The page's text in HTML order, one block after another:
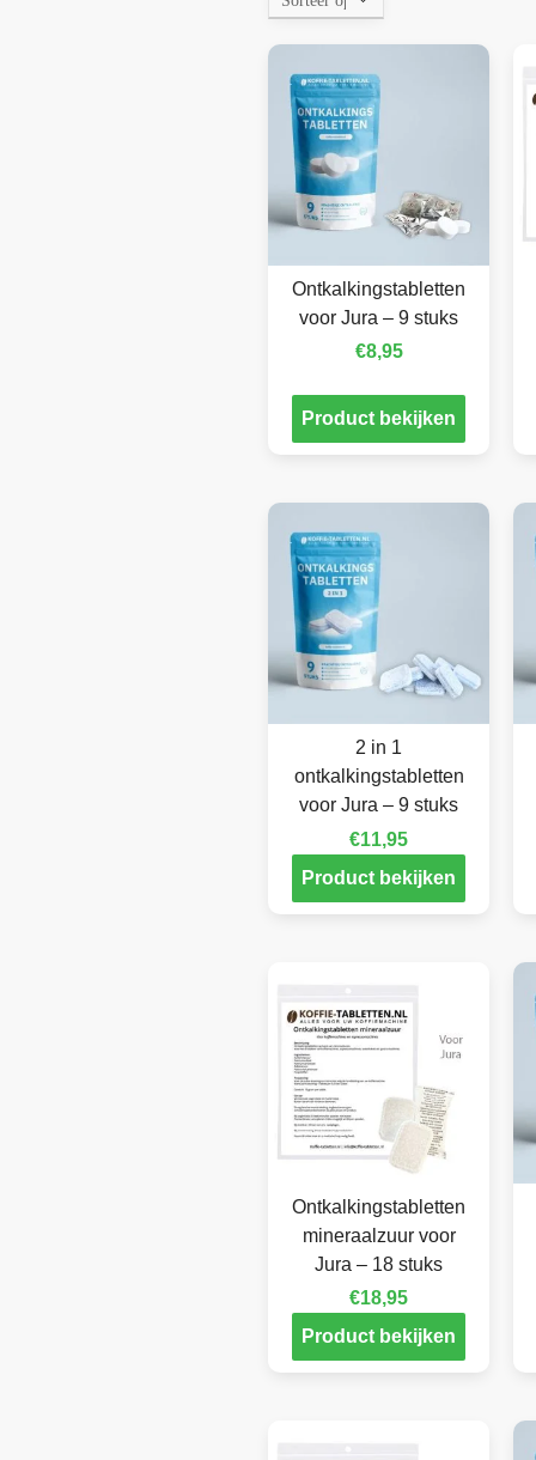
Ontkalkingstabletten
voor Jura – 9 stuks
€8,95
Product bekijken
2 in 1
ontkalkingstabletten
voor Jura – 9 stuks
€11,95
Product bekijken
Ontkalkingstabletten
mineraalzuur voor
Jura – 18 stuks
€18,95
Product bekijken